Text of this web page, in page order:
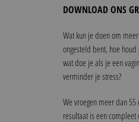
DOWNLOAD ONS
Wat kun je doen om
ongesteld bent, hoe
wat doe je als je een
verminder je stress?
We vroegen meer dan
resultaat is een